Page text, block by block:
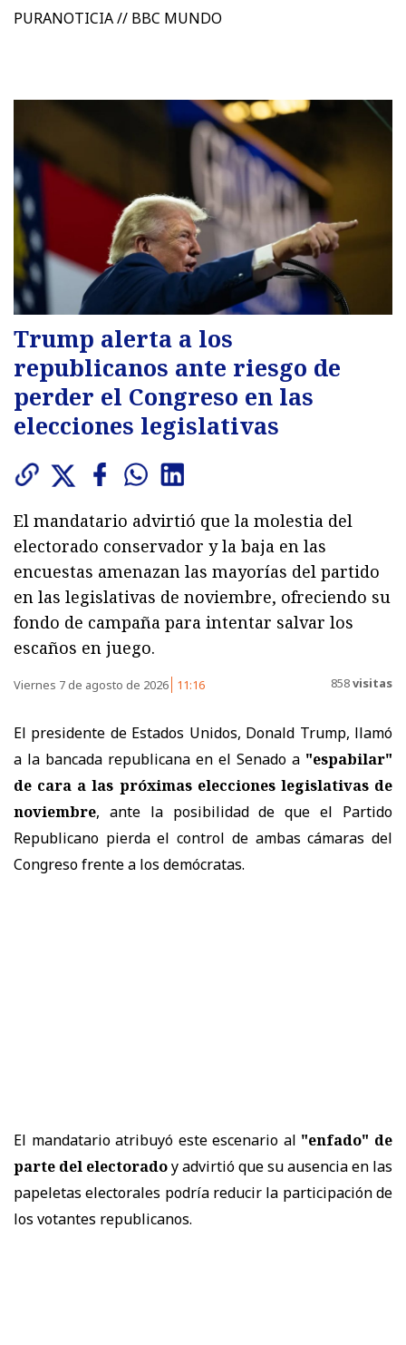
PURANOTICIA // BBC MUNDO
Trump alerta a los
republicanos ante riesgo de
perder el Congreso en las
elecciones legislativas
El mandatario advirtió que la molestia del
electorado conservador y la baja en las
encuestas amenazan las mayorías del partido
en las legislativas de noviembre, ofreciendo su
fondo de campaña para intentar salvar los
escaños en juego.
Viernes 7 de agosto de 2026 11:16 858visitas
El presidente de Estados Unidos, Donald Trump, llamó
a la bancada republicana en el Senado a "espabilar"
de cara a las próximas elecciones legislativas de
noviembre, ante la posibilidad de que el Partido
Republicano pierda el control de ambas cámaras del
Congreso frente a los demócratas.
El mandatario atribuyó este escenario al "enfado" de
parte del electoradoy advirtió que su ausencia en las
papeletas electorales podría reducir la participación de
los votantes republicanos.